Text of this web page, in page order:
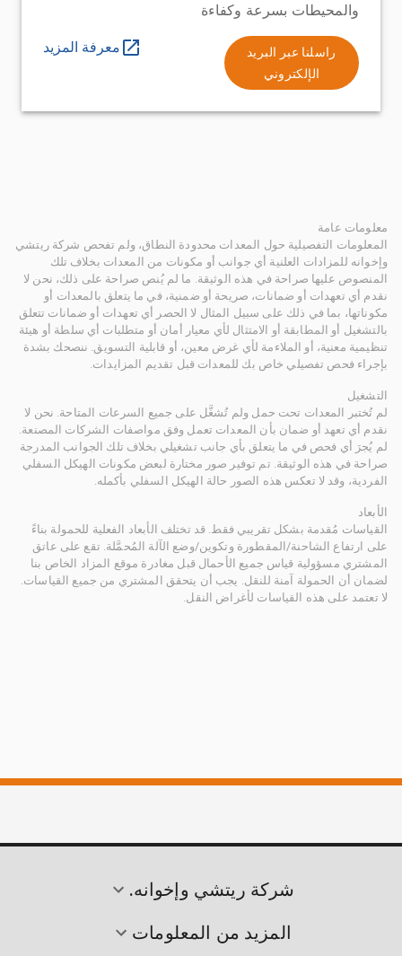
والمحيطات بسرعة وكفاءة
راسلنا عبر البريد
الإلكتروني
معرفة المزيد
معلومات عامة
المعلومات التفصيلية حول المعدات محدودة النطاق، ولم تفحص شركة ريتشي
وإخوانه للمزادات العلنية أي جوانب أو مكونات من المعدات بخلاف تلك
المنصوص عليها صراحة في هذه الوثيقة. ما لم يُنص صراحة على ذلك، نحن لا
نقدم أي تعهدات أو ضمانات، صريحة أو ضمنية، في ما يتعلق بالمعدات أو
مكوناتها، بما في ذلك على سبيل المثال لا الحصر أي تعهدات أو ضمانات تتعلق
بالتشغيل أو المطابقة أو الامتثال لأي معيار أمان أو متطلبات أي سلطة أو هيئة
تنظيمية معنية، أو الملاءمة لأي غرض معين، أو قابلية التسويق. ننصحك بشدة
بإجراء فحص تفصيلي خاص بك للمعدات قبل تقديم المزايدات.
التشغيل
لم تُختبر المعدات تحت حمل ولم تُشغَّل على جميع السرعات المتاحة. نحن لا
نقدم أي تعهد أو ضمان بأن المعدات تعمل وفق مواصفات الشركات المصنعة.
لم يُجرَ أي فحص في ما يتعلق بأي جانب تشغيلي بخلاف تلك الجوانب المدرجة
صراحة في هذه الوثيقة. تم توفير صور مختارة لبعض مكونات الهيكل السفلي
الفردية، وقد لا تعكس هذه الصور حالة الهيكل السفلي بأكمله.
الأبعاد
القياسات مُقدمة بشكل تقريبي فقط. قد تختلف الأبعاد الفعلية للحمولة بناءً
على ارتفاع الشاحنة/المقطورة وتكوين/وضع الآلة المُحمَّلة. تقع على عاتق
المشتري مسؤولية قياس جميع الأحمال قبل مغادرة موقع المزاد الخاص بنا
لضمان أن الحمولة آمنة للنقل. يجب أن يتحقق المشتري من جميع القياسات.
لا تعتمد على هذه القياسات لأغراض النقل.
شركة ريتشي وإخوانه.
المزيد من المعلومات